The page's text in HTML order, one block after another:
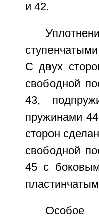
и 42.
С двух
свободной
43,
пружинами
сторон
свободной
45 с
Особое